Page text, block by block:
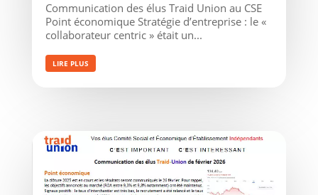
Communication des élus Traid Union au CSE
Point économique Stratégie d’entreprise : le «
collaborateur centric » était un...
LIRE PLUS